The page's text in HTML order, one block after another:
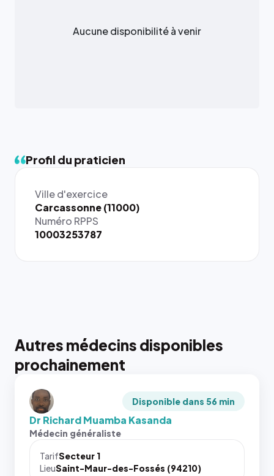
Aucune disponibilité à venir
Profil du praticien
Ville d'exercice
Carcassonne (11000)
Numéro RPPS
10003253787
Autres médecins disponibles
prochainement
Disponible dans 56 min
Dr Richard Muamba Kasanda
Médecin généraliste
TarifSecteur 1
LieuSaint-Maur-des-Fossés (94210)